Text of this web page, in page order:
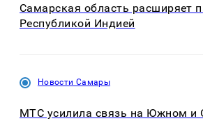
Самарская область расширяет
Республикой Индией
Новости Самары
МТС усилила связь на Южном и